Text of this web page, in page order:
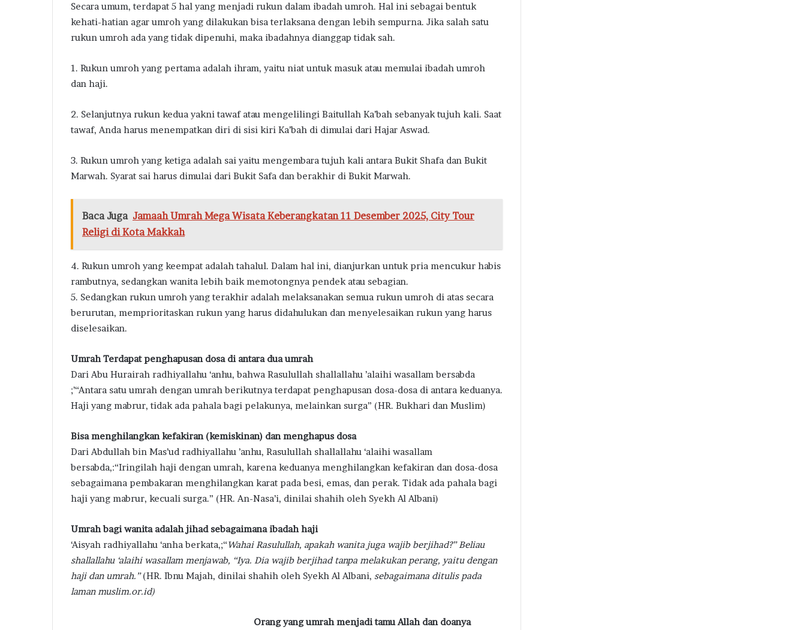
Secara umum, terdapat 5 hal yang menjadi rukun dalam ibadah umroh. Hal ini sebagai bentuk
kehati-hatian agar umroh yang dilakukan bisa terlaksana dengan lebih sempurna. Jika salah satu
rukun umroh ada yang tidak dipenuhi, maka ibadahnya dianggap tidak sah.
1. Rukun umroh yang pertama adalah ihram, yaitu niat untuk masuk atau memulai ibadah umroh
dan haji.
2. Selanjutnya rukun kedua yakni tawaf atau mengelilingi Baitullah Ka’bah sebanyak tujuh kali. Saat
tawaf, Anda harus menempatkan diri di sisi kiri Ka’bah di dimulai dari Hajar Aswad.
3. Rukun umroh yang ketiga adalah sai yaitu mengembara tujuh kali antara Bukit Shafa dan Bukit
Marwah. Syarat sai harus dimulai dari Bukit Safa dan berakhir di Bukit Marwah.
Baca Juga Jamaah Umrah Mega Wisata Keberangkatan 11 Desember 2025, City Tour
Religi di Kota Makkah
4. Rukun umroh yang keempat adalah tahalul. Dalam hal ini, dianjurkan untuk pria mencukur habis
rambutnya, sedangkan wanita lebih baik memotongnya pendek atau sebagian.
5. Sedangkan rukun umroh yang terakhir adalah melaksanakan semua rukun umroh di atas secara
berurutan, memprioritaskan rukun yang harus didahulukan dan menyelesaikan rukun yang harus
diselesaikan.
Umrah Terdapat penghapusan dosa di antara dua umrah
Dari Abu Hurairah radhiyallahu ‘anhu, bahwa Rasulullah shallallahu ’alaihi wasallam bersabda
;’“Antara satu umrah dengan umrah berikutnya terdapat penghapusan dosa-dosa di antara keduanya.
Haji yang mabrur, tidak ada pahala bagi pelakunya, melainkan surga” (HR. Bukhari dan Muslim)
Bisa menghilangkan kefakiran (kemiskinan) dan menghapus dosa
Dari Abdullah bin Mas’ud radhiyallahu ’anhu, Rasulullah shallallahu ‘alaihi wasallam
bersabda,:“Iringilah haji dengan umrah, karena keduanya menghilangkan kefakiran dan dosa-dosa
sebagaimana pembakaran menghilangkan karat pada besi, emas, dan perak. Tidak ada pahala bagi
haji yang mabrur, kecuali surga.” (HR. An-Nasa’i, dinilai shahih oleh Syekh Al Albani)
Umrah bagi wanita adalah jihad sebagaimana ibadah haji
‘Aisyah radhiyallahu ‘anha berkata,;“Wahai Rasulullah, apakah wanita juga wajib berjihad?” Beliau
shallallahu ‘alaihi wasallam menjawab, “Iya. Dia wajib berjihad tanpa melakukan perang, yaitu dengan
haji dan umrah.”(HR. Ibnu Majah, dinilai shahih oleh Syekh Al Albani, sebagaimana ditulis pada
laman muslim.or.id)
Orang yang umrah menjadi tamu Allah dan doanya